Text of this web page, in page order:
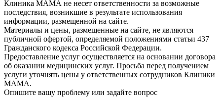
Клиника МАМА не несет ответственности за возможные
последствия, возникшие в результате использования
информации, размещенной на сайте.
Материалы и цены, размещенные на сайте, не являются
публичной офертой, определяемой положениями статьи 437
Гражданского кодекса Российской Федерации.
Предоставление услуг осуществляется на основании договора
об оказании медицинских услуг. Просьба перед получением
услуги уточнять цены у ответственных сотрудников Клиники
МАМА.
Опишите вашу проблему или задайте вопрос